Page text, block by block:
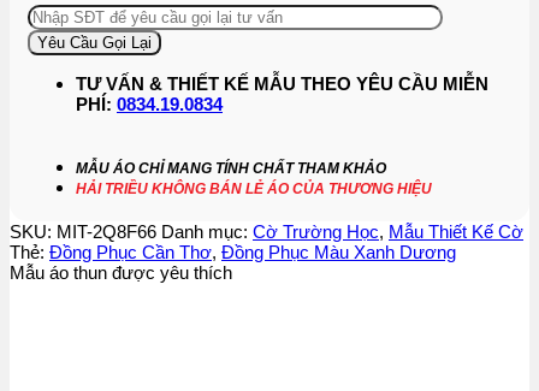
TƯ VẤN & THIẾT KẾ MẪU THEO YÊU CẦU MIỄN
PHÍ: 0834.19.0834
MẪU ÁO CHỈ MANG TÍNH CHẤT THAM KHẢO
HẢI TRIỀU KHÔNG BÁN LẺ ÁO CỦA THƯƠNG HIỆU
SKU: MIT-2Q8F66 Danh mục: Cờ Trường Học, Mẫu Thiết Kế Cờ
Thẻ: Đồng Phục Cần Thơ, Đồng Phục Màu Xanh Dương
Mẫu áo thun được yêu thích